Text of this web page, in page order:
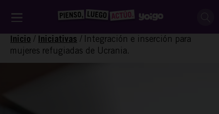
Inicio / Iniciativas / Integración e inserción para
mujeres refugiadas de Ucrania.